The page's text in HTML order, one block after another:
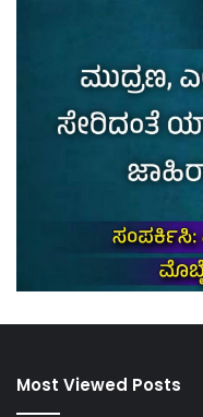
Most Viewed Posts